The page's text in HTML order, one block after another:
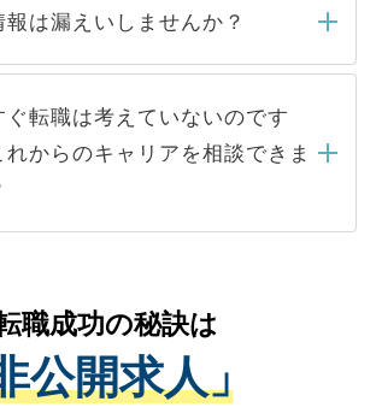
到を避けるため 人気のある医療機
してしまうと、応募が殺到する場
機関が求める条件に合った人材の
紹介会社に依頼するケースが増え
、仮に応募先から内定をいただい
する必要はありません。内定先へ
連絡はキャリアパートナーが行い
報は漏えいしませんか？
が漏えいすることはありませんの
心ください。当サイトからの登録
集したご登録者様の個人情報は、
キャリアアップおよび転職活動の
的に使用いたします。お預かりし
べての個人データはご本人の許可
情報の取り扱いについての厳密な
を満たした事業者のみに付与され
イバシーマークを取得済みです。
ぐ転職は考えていないのです
れからのキャリアを相談できま
て、現在の医療機関の状況や紹介
じえながら、適切なアドバイスを
ただきます。すぐにご転職をされ
は、長期的なサポートが可能です
職成功の秘訣は
公開求人」